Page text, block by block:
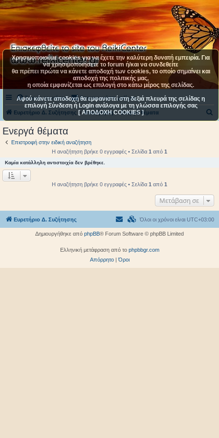
Συχνές ερωτήσεις Επικοινωνήστε μαζί μας
Ευρετήριο Δ. Συζήτησης Αναζήτηση Ενεργά θέματα
η
Ενεργά θέματα
Επιστροφή στην ειδική αναζήτηση
Η αναζήτηση βρήκε 0 εγγραφές • Σελίδα 1 από 1
Καμία κατάλληλη αντιστοιχία δεν βρέθηκε.
Η αναζήτηση βρήκε 0 εγγραφές • Σελίδα 1 από 1
Μετάβαση σε
Χρησιμοποιούμε cookies για να έχετε την καλύτερη δυνατή εμπειρία. Για
να χρησιμοποιήσετε το forum ή/και να συνδεθείτε
θα πρέπει πρώτα να κάνετε αποδοχή των cookies, το οποίο σημαίνει και
αποδοχή της πολιτικής μας,
η οποία εμφανίζεται ως επιλογή στο κάτω μέρος της σελίδας.
Αφού κάνετε αποδοχή θα εμφανιστεί στη δεξιά πλευρά της σελίδας η
επιλογή Σύνδεση ή Login ανάλογα με τη γλώσσα επιλογής σας
[ ΑΠΟΔΟΧΗ COOKIES ]
Ευρετήριο Δ. Συζήτησης Όλοι οι χρόνοι είναι UTC+03:00
Δημιουργήθηκε από phpBB® Forum Software © phpBB Limited
Ελληνική μετάφραση από το phpbbgr.com
Απόρρητο|Όροι